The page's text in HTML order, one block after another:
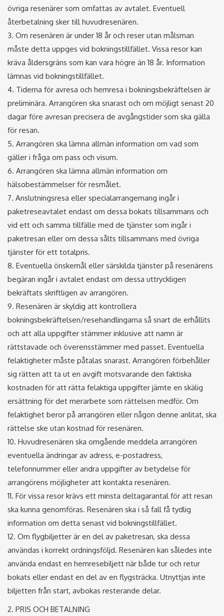
övriga resenärer som omfattas av avtalet. Eventuell
återbetalning sker till huvudresenären.
3. Om resenären är under 18 år och reser utan målsman
måste detta uppges vid bokningstillfället. Vissa resor kan
kräva åldersgräns som kan vara högre än 18 år. Information
lämnas vid bokningstillfället.
4. Tiderna för avresa och hemresa i bokningsbekräftelsen är
preliminära. Arrangören ska snarast och om möjligt senast 20
dagar före avresan precisera de avgångstider som ska gälla
för resan.
5. Arrangören ska lämna allmän information om vad som
gäller i fråga om pass och visum.
6. Arrangören ska lämna allmän information om
hälsobestämmelser för resmålet.
7. Anslutningsresa eller specialarrangemang ingår i
paketreseavtalet endast om dessa bokats tillsammans och
vid ett och samma tillfälle med de tjänster som ingår i
paketresan eller om dessa sålts tillsammans med övriga
tjänster för ett totalpris.
8. Eventuella önskemål eller särskilda tjänster på resenärens
begäran ingår i avtalet endast om dessa uttryckligen
bekräftats skriftligen av arrangören.
9. Resenären är skyldig att kontrollera
bokningsbekräftelsen/resehandlingarna så snart de erhållits
och att alla uppgifter stämmer inklusive att namn är
rättstavade och överensstämmer med passet. Eventuella
felaktigheter måste påtalas snarast. Arrangören förbehåller
sig rätten att ta ut en avgift motsvarande den faktiska
kostnaden för att rätta felaktiga uppgifter jämte en skälig
ersättning för det merarbete som rättelsen medför. Om
felaktighet beror på arrangören eller någon denne anlitat, ska
rättelse ske utan kostnad för resenären.
10. Huvudresenären ska omgående meddela arrangören
eventuella ändringar av adress, e-postadress,
telefonnummer eller andra uppgifter av betydelse för
arrangörens möjligheter att kontakta resenären.
11. För vissa resor krävs ett minsta deltagarantal för att resan
ska kunna genomföras. Resenären ska i så fall få tydlig
information om detta senast vid bokningstillfället.
12. Om flygbiljetter är en del av paketresan, ska dessa
användas i korrekt ordningsföljd. Resenären kan således inte
använda endast en hemresebiljett när både tur och retur
bokats eller endast en del av en flygsträcka. Utnyttjas inte
biljetten från start, avbokas resterande delar.
2. PRIS OCH BETALNING